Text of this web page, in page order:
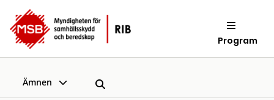
Program
Ämnen